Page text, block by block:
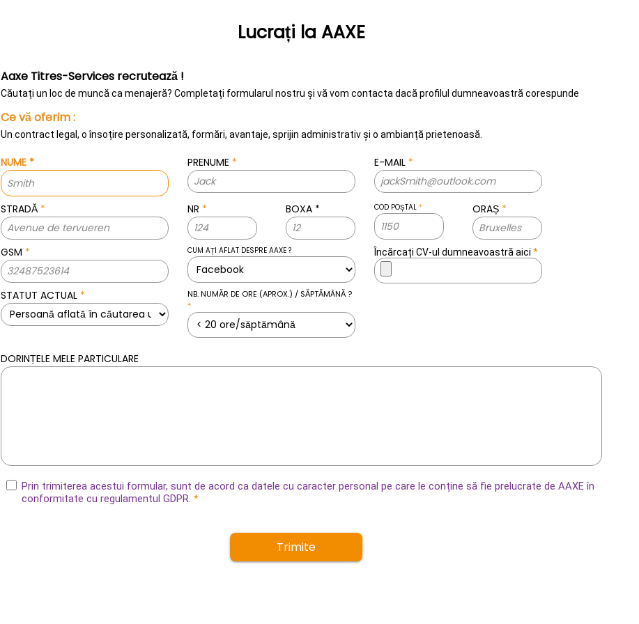
Lucrați la AAXE
Aaxe Titres-Services recrutează !
Căutați un loc de muncă ca menajeră? Completați formularul nostru și vă vom contacta dacă profilul dumneavoastră corespunde
Ce vă oferim :
Un contract legal, o însoțire personalizată, formări, avantaje, sprijin administrativ și o ambianță prietenoasă.
NUME * PRENUME * E-MAIL *
STRADĂ * NR * BOXA * COD POȘTAL * ORAȘ *
GSM * CUM AȚI AFLAT DESPRE AAXE ? Încărcați CV-ul dumneavoastră aici *
STATUT ACTUAL *
NB. NUMĂR DE ORE (APROX.) / SĂPTĂMÂNĂ ?
*
DORINȚELE MELE PARTICULARE
Prin trimiterea acestui formular, sunt de acord ca datele cu caracter personal pe care le conține să fie prelucrate de AAXE în
conformitate cu regulamentul GDPR. *
Trimite